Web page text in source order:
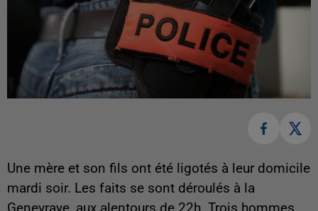
Une mère et son fils ont été ligotés à leur domicile
mardi soir. Les faits se sont déroulés à la
Genevraye, aux alentours de 22h. Trois hommes